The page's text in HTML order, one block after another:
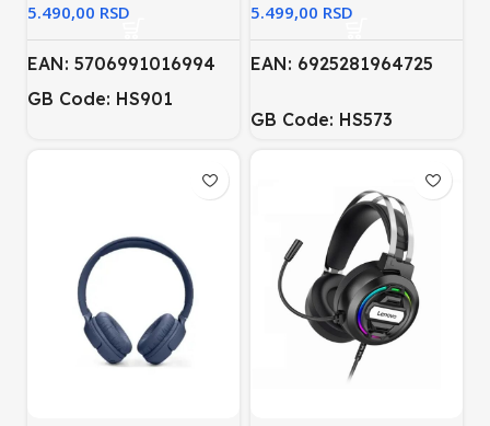
RSD
EAN: 5706991016994
GB Code: HS901
RSD
EAN: 6925281964725
GB Code: HS573